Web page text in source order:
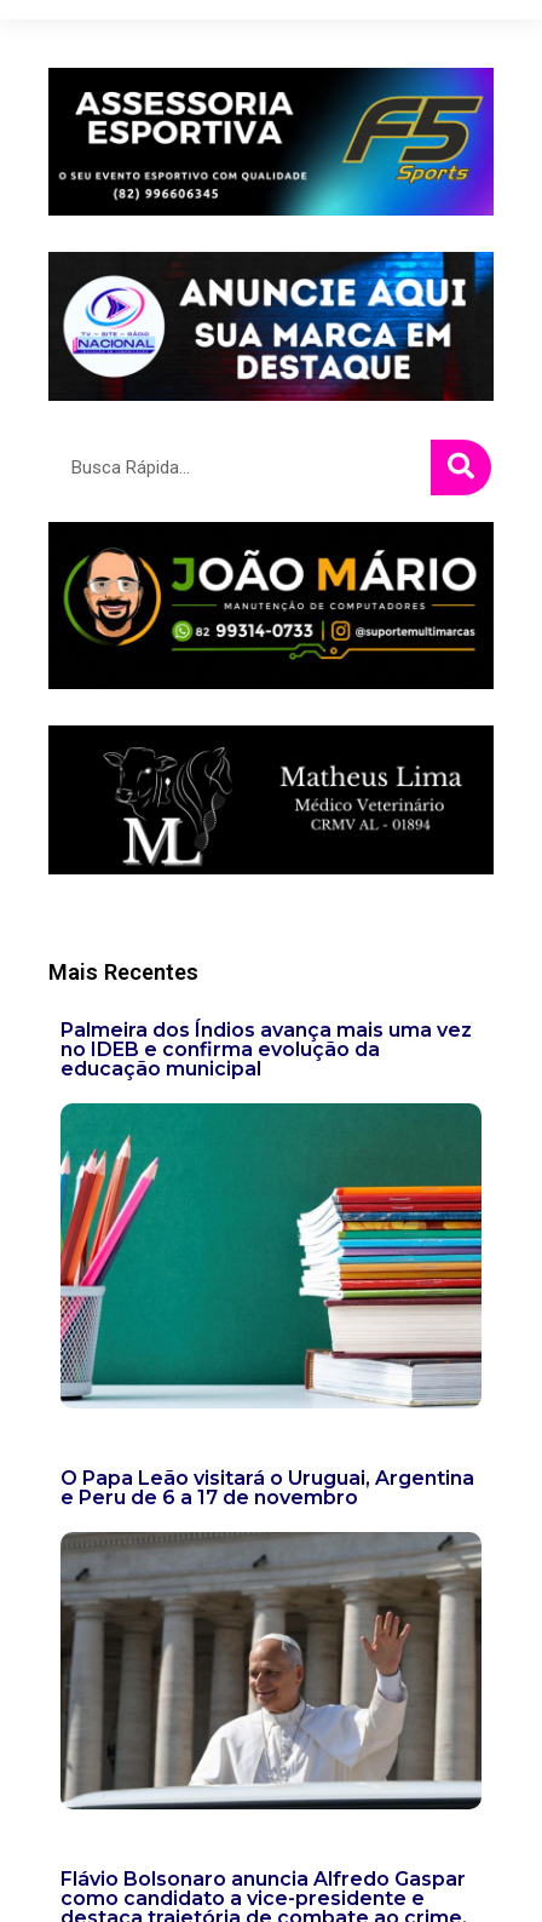
Mais Recentes
Palmeira dos Índios avança mais uma vez
no IDEB e confirma evolução da
educação municipal
O Papa Leão visitará o Uruguai, Argentina
e Peru de 6 a 17 de novembro
Flávio Bolsonaro anuncia Alfredo Gaspar
como candidato a vice-presidente e